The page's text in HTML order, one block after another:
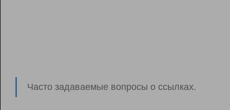
Часто задаваемые вопросы о ссылках.